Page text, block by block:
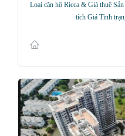
Loại căn hộ Ricca & Giá thuê
tích Giá Tình